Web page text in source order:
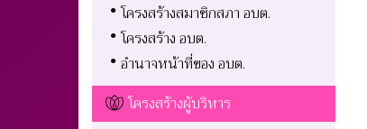
โครงสร้างสมาชิกสภา อบต.
โครงสร้าง อบต.
อำนาจหน้าที่ของ อบต.
โครงสร้างผู้บริหาร